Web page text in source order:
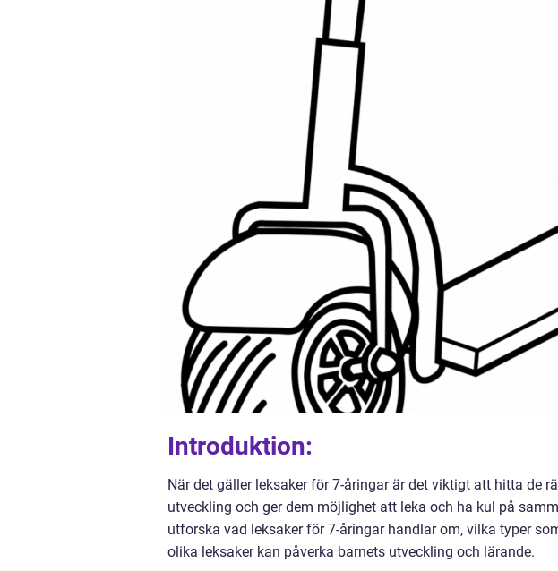
Introduktion:
När det gäller leksaker för 7-åringar är det viktigt att hitta de
utveckling och ger dem möjlighet att leka och ha kul på
utforska vad leksaker för 7-åringar handlar om, vilka typer
olika leksaker kan påverka barnets utveckling och lärande.